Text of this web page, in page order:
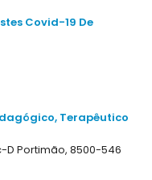
Covid-19 De
Terapêutico
D Portimão, 8500-546